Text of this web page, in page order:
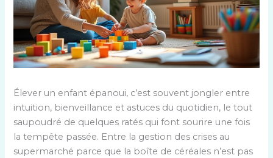
Élever un enfant épanoui, c’est souvent jongler entre
intuition, bienveillance et astuces du quotidien, le tout
saupoudré de quelques ratés qui font sourire une fois
la tempête passée. Entre la gestion des crises au
supermarché parce que la boîte de céréales n’est pas